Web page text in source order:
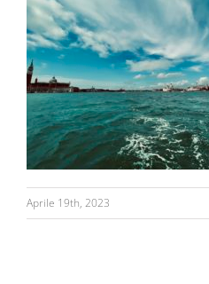
Aprile 19th, 2023